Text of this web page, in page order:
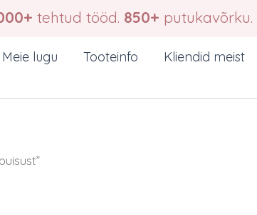
tehtud tööd. 850+ putukavõrku.
Meie lugu Tooteinfo Kliendid meist